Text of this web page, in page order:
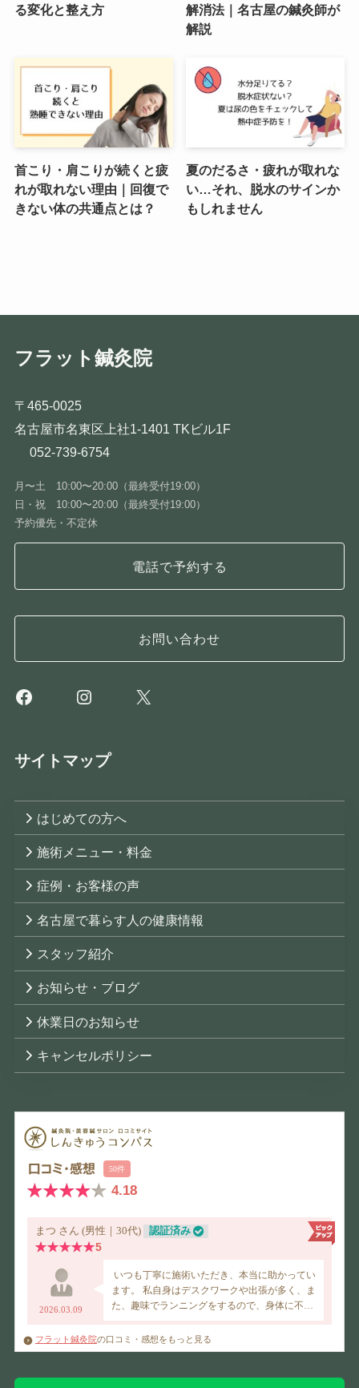
る変化と整え方
解消法｜名古屋の鍼灸師が
解説
首こり・肩こりが続くと疲
れが取れない理由｜回復で
きない体の共通点とは？
夏のだるさ・疲れが取れな
い…それ、脱水のサインか
もしれません
フラット鍼灸院
〒465-0025
名古屋市名東区上社1-1401 TKビル1F
052-739-6754
月〜土 10:00〜20:00（最終受付19:00）
日・祝 10:00〜20:00（最終受付19:00）
予約優先・不定休
電話で予約する
お問い合わせ
FacebookInstagram
X
サイトマップ
はじめての方へ
施術メニュー・料金
症例・お客様の声
名古屋で暮らす人の健康情報
スタッフ紹介
お知らせ・ブログ
休業日のお知らせ
キャンセルポリシー
フラット鍼灸院の口コミ・感想をもっと見る